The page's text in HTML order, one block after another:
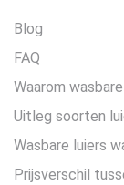
Blog
FAQ
Waarom
Uitleg soorten
Wasbare luiers
Prijsverschil